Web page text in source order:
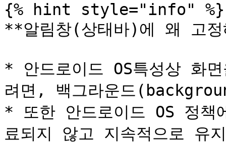
{% hint style="info" %}
**알림창(상태바)에 왜 고정
* 안드로이드 OS특성상 화
려면, 백그라운드
* 또한 안드로이드 OS 정책
료되지 않고 지속적으로 유